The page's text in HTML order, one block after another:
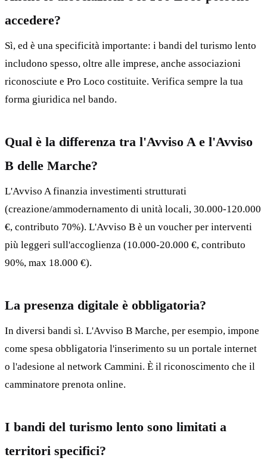
accedere?
Sì, ed è una specificità importante: i bandi del turismo lento
includono spesso, oltre alle imprese, anche associazioni
riconosciute e Pro Loco costituite. Verifica sempre la tua
forma giuridica nel bando.
Qual è la differenza tra l'Avviso A e l'Avviso
B delle Marche?
L'Avviso A finanzia investimenti strutturati
(creazione/ammodernamento di unità locali, 30.000-120.000
€, contributo 70%). L'Avviso B è un voucher per interventi
più leggeri sull'accoglienza (10.000-20.000 €, contributo
90%, max 18.000 €).
La presenza digitale è obbligatoria?
In diversi bandi sì. L'Avviso B Marche, per esempio, impone
come spesa obbligatoria l'inserimento su un portale internet
o l'adesione al network Cammini. È il riconoscimento che il
camminatore prenota online.
I bandi del turismo lento sono limitati a
territori specifici?